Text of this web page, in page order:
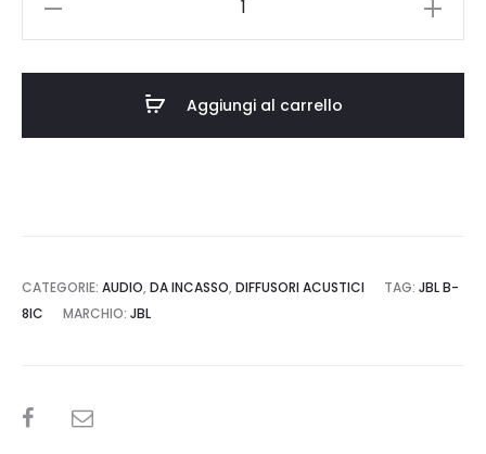
Aggiungi al carrello
CATEGORIE: AUDIO, DA INCASSO, DIFFUSORI ACUSTICI TAG: JBL B-
8IC
MARCHIO: JBL
SHARE